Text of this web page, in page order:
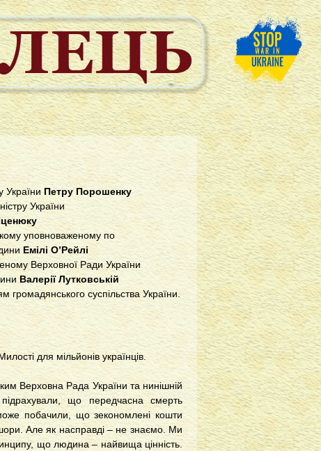
України Петру Порошенку
України
уповноваженому по
Емілі О’Рейлі
Верховної Ради України
Валерії Лутковській
громадянського суспільства України.
для мільйонів українців.
Верховна Рада України та нинішній
що передчасна смерть
побачили, що зекономлені кошти
Але як насправді – не знаємо. Ми
що людина – найвища цінність.